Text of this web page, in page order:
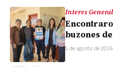
Interes General
buzones
5 de agosto de 2026